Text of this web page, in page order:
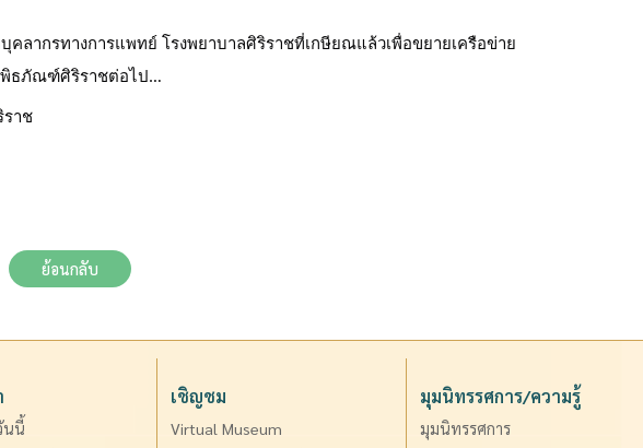
ากรทางการแพทย์ โรงพยาบาลศิริราชที่เกษียณแล้วเพื่อขยายเครือข่าย
พิธภัณฑ์ศิริราชต่อไป…
าช
ย้อนกลับ
นนี้
เชิญชม
Virtual Museum
มุมนิทรรศการ/ความรู้
มุมนิทรรศการ